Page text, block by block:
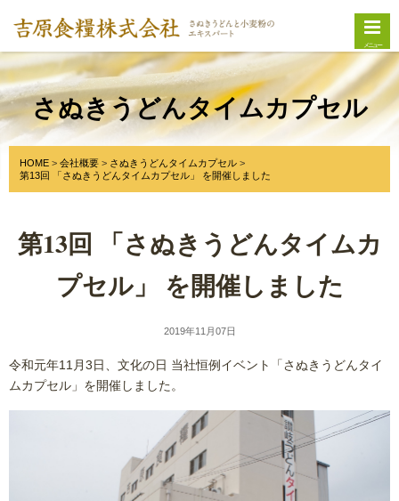
メニュー
さぬきうどんタイムカプセル
HOME 会社概要
さぬきうどんタイムカプセル
第13回 「さぬきうどんタイムカプセル」 を開催しました
第13回 「さぬきうどんタイムカ
プセル」 を開催しました
2019年11月07日
令和元年11月3日、文化の日 当社恒例イベント「さぬきうどんタイ
ムカプセル」を開催しました。